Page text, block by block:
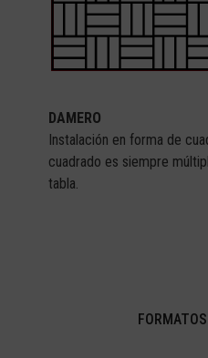
DAMERO
Instalación en forma de
cuadrado es siempre
tabla.